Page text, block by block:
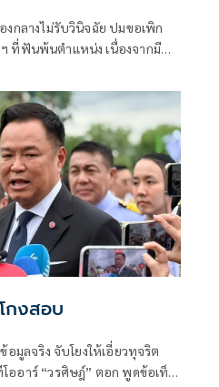
กลางไม่รับวินิจฉัย ปมขอเพิก
ที่ฟันพ้นตำแหน่ง เนื่องจากมี
กงสอบ
มูลจริง จับโยงให้เอี่ยวทุจริต
อาร์ “วรศิษฎ์” ตอก พูดข้อเท็จ